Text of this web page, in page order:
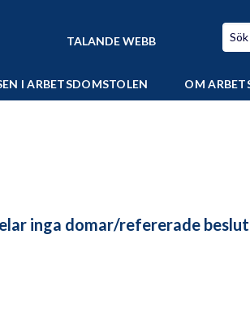
TALANDE WEBB
I ARBETSDOMSTOLEN OM
inga domar/refererade beslut